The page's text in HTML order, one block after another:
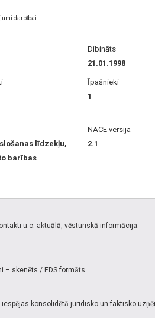
darbībai.
Dibināts
21.01.1998
Īpašnieki
1
līdzekļu,
barības
NACE versija
2.1
u.c. aktuālā, vēsturiskā informācija.
– skenēts / EDS formāts.
konsolidētā juridisko un faktisko